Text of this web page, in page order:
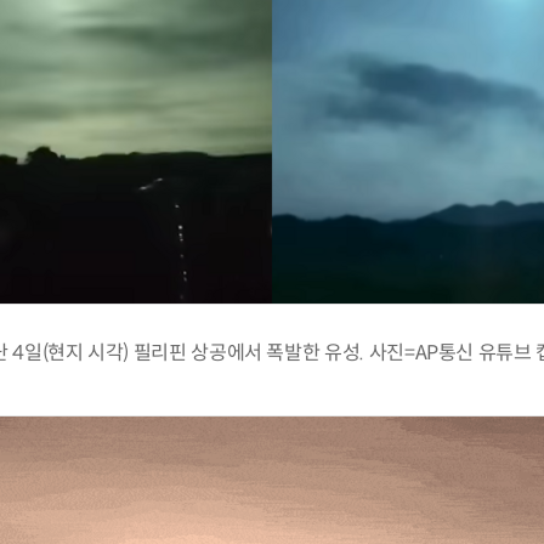
4일(현지 시각) 필리핀 상공에서 폭발한 유성. 사진=AP통신 유튜브